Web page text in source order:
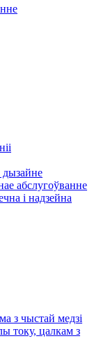
дызайне
абслугоўванне
і надзейна